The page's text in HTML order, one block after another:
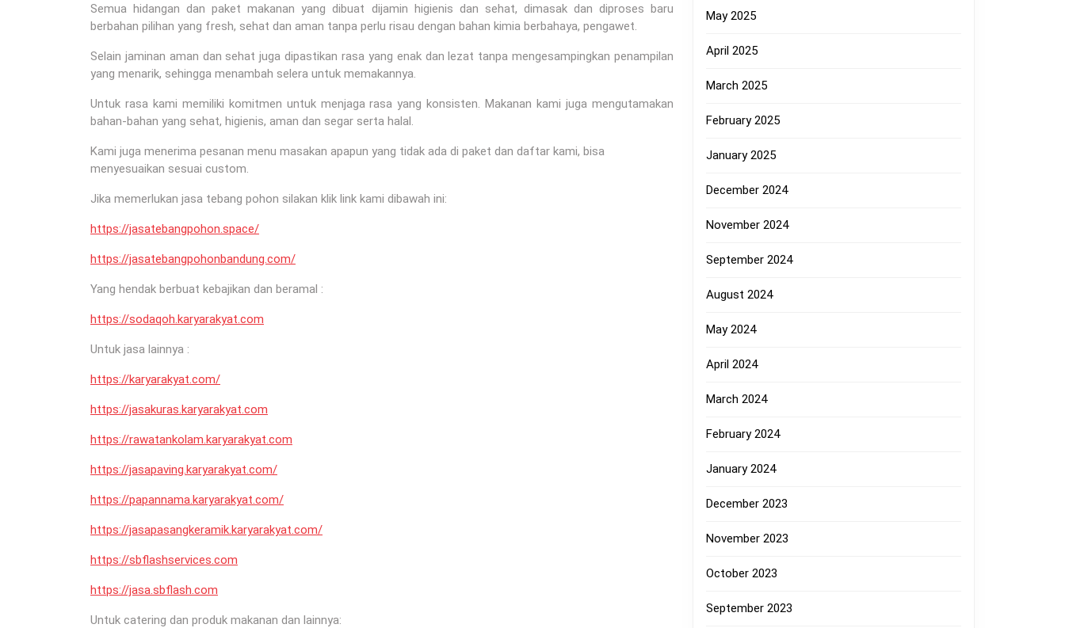
Semua hidangan dan paket makanan yang dibuat dijamin higienis dan sehat, dimasak dan diproses baru
berbahan pilihan yang fresh, sehat dan aman tanpa perlu risau dengan bahan kimia berbahaya, pengawet.
Selain jaminan aman dan sehat juga dipastikan rasa yang enak dan lezat tanpa mengesampingkan penampilan
yang menarik, sehingga menambah selera untuk memakannya.
Untuk rasa kami memiliki komitmen untuk menjaga rasa yang konsisten. Makanan kami juga mengutamakan
bahan-bahan yang sehat, higienis, aman dan segar serta halal.
Kami juga menerima pesanan menu masakan apapun yang tidak ada di paket dan daftar kami, bisa
menyesuaikan sesuai custom.
Jika memerlukan jasa tebang pohon silakan klik link kami dibawah ini:
https://jasatebangpohon.space/
https://jasatebangpohonbandung.com/
Yang hendak berbuat kebajikan dan beramal :
https://sodaqoh.karyarakyat.com
Untuk jasa lainnya :
https://karyarakyat.com/
https://jasakuras.karyarakyat.com
https://rawatankolam.karyarakyat.com
https://jasapaving.karyarakyat.com/
https://papannama.karyarakyat.com/
https://jasapasangkeramik.karyarakyat.com/
https://sbflashservices.com
https://jasa.sbflash.com
Untuk catering dan produk makanan dan lainnya:
May 2025
April 2025
March 2025
February 2025
January 2025
December 2024
November 2024
September 2024
August 2024
May 2024
April 2024
March 2024
February 2024
January 2024
December 2023
November 2023
October 2023
September 2023